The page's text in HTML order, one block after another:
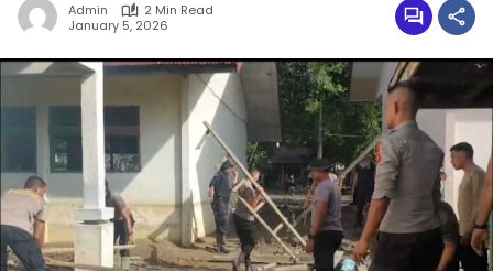
Admin
2 Min Read
January 5, 2026